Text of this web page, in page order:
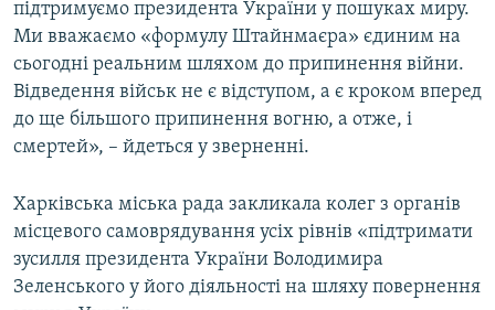
підтримуємо президента України у пошуках миру.
Ми вважаємо «формулу Штайнмаєра» єдиним на
сьогодні реальним шляхом до припинення війни.
Відведення військ не є відступом, а є кроком вперед
до ще більшого припинення вогню, а отже, і
смертей», – йдеться у зверненні.
Харківська міська рада закликала колег з органів
місцевого самоврядування усіх рівнів «підтримати
зусилля президента України Володимира
Зеленського у його діяльності на шляху повернення